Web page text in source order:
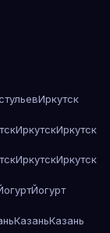
Иркутск
ИркутскИркутск
ИркутскИркутск
Йогурт
КазаньКазань